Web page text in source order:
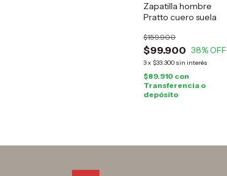
Zapatilla hombre
Pratto cuero suela
$99.900
$159.900
38% OFF
3x $33.300 sin interés
$89.910 con
Transferencia o
depósito